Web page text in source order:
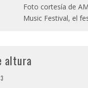
Foto cortesía de
Music Festival, el
altura
3